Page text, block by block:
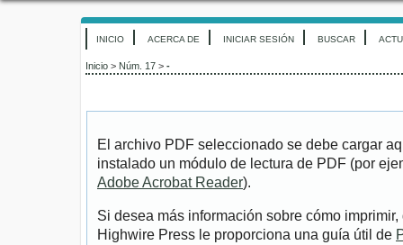
INICIO ACERCA DE INICIAR SESIÓN BUSCAR
Inicio > Núm. 17 > -
El archivo PDF seleccionado se debe cargar
instalado un módulo de lectura de PDF (por
Adobe Acrobat Reader).
Si desea más información sobre cómo
Highwire Press le proporciona una guía útil de